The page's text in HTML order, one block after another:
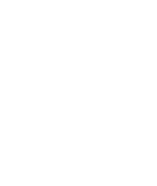
doks-wp-web.yaml
OK